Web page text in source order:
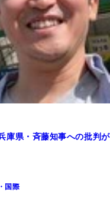
庫県・斉藤知事への批判が
国際